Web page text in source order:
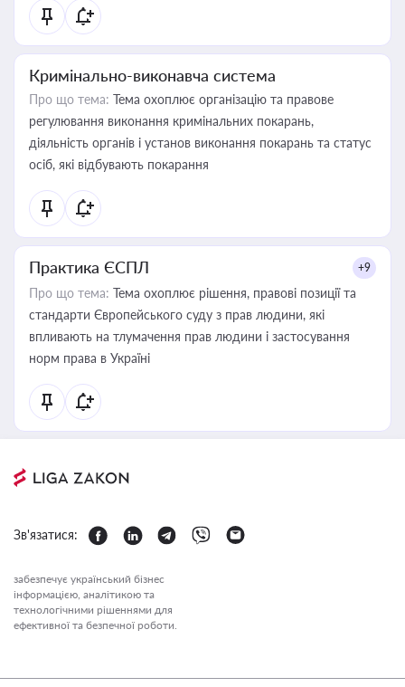
Кримінально-виконавча система
Про що тема: Тема охоплює організацію та правове
регулювання виконання кримінальних покарань,
діяльність органів і установ виконання покарань та статус
осіб, які відбувають покарання
Практика ЄСПЛ +9
Про що тема: Тема охоплює рішення, правові позиції та
стандарти Європейського суду з прав людини, які
впливають на тлумачення прав людини і застосування
норм права в Україні
Зв'язатися:
забезпечує український бізнес
інформацією, аналітикою та
технологічними рішеннями для
ефективної та безпечної роботи.